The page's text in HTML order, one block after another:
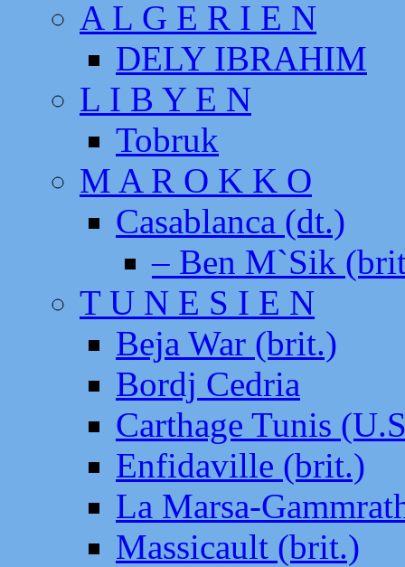
A L G E R I E N
DELY IBRAHIM
L I B Y E N
Tobruk
M A R O K K O
Casablanca (dt.)
– Ben M`Sik
T U N E S I E N
Beja War (brit.)
Bordj Cedria
Carthage Tunis
Enfidaville (brit.)
La Marsa-
Massicault (brit.)